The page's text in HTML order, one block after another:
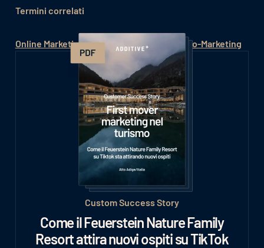
Termini correlati
Online Marketing Hotel Hotel Marketing Video-Marketing
Custom Success Story
Come il Feuerstein Nature Family
Resort attira nuovi ospiti su TikTok